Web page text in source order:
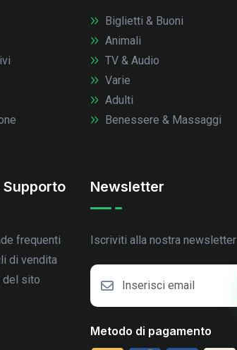
Biglietti & Buoni
Animali
TV & Audio
Varie
Adulti
Benessere & Massaggi
Supporto
frequenti
di vendita
del sito
Newsletter
Iscriviti alla nostra newsletter
Metodo di pagamento